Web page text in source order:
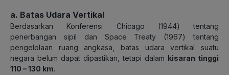
a. Batas Udara Vertikal
Berdasarkan Konferensi Chicago (1944) tentang
penerbangan sipil dan Space Treaty (1967) tentang
pengelolaan ruang angkasa, batas udara vertikal suatu
negara belum dapat dipastikan, tetapi dalam kisaran tinggi
110 – 130 km.